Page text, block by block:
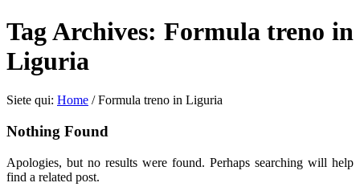
Tag Archives: Formula treno in
Liguria
Siete qui: Home / Formula treno in Liguria
Nothing Found
Apologies, but no results were found. Perhaps searching will help
find a related post.